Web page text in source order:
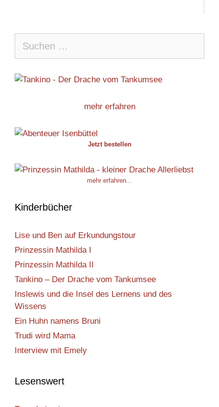
nach:
mehr erfahren
Jetzt bestellen
mehr erfahren...
Kinderbücher
Lise und Ben auf Erkundungstour
Prinzessin Mathilda I
Prinzessin Mathilda II
Tankino – Der Drache vom Tankumsee
Inslewis und die Insel des Lernens und des
Wissens
Ein Huhn namens Bruni
Trudi wird Mama
Interview mit Emely
Lesenswert